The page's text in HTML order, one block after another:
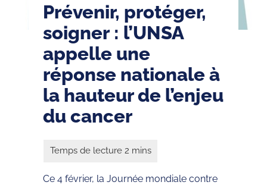
Prévenir, protéger,
soigner : l’UNSA
appelle une
réponse nationale à
la hauteur de l’enjeu
du cancer
Ce 4 février, la Journée mondiale contre